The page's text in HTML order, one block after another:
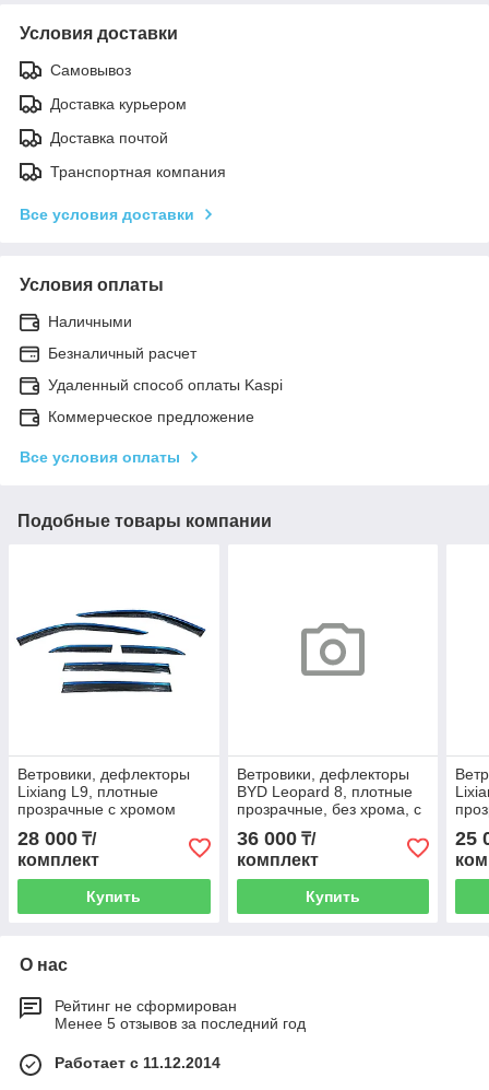
Условия доставки
Самовывоз
Доставка курьером
Доставка почтой
Транспортная компания
Все условия доставки
Условия оплаты
Наличными
Безналичный расчет
Удаленный способ оплаты Kaspi
Коммерческое предложение
Все условия оплаты
Подобные товары компании
Ветровики, дефлекторы
Lixiang L9, плотные
прозрачные с хромом
28 000 ₸/
комплект
Купить
Ветровики, дефлекторы
BYD Leopard 8, плотные
прозрачные, без хрома, с
36 000₸/
комплект
Купить
25
О нас
Рейтинг не сформирован
Менее 5 отзывов за последний год
Работает с 11.12.2014